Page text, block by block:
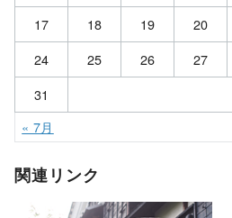
17
18 19 20
24
25 26 27
31
« 7月
関連リンク